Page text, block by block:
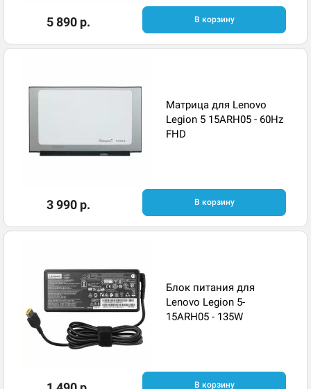
5 890 р. В корзину
Матрица для Lenovo
Legion 5 15ARH05 - 60Hz
FHD
3 990 р. В корзину
Блок питания для
Lenovo Legion 5-
15ARH05 - 135W
В корзину